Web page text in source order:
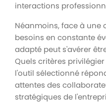
interactions
Néanmoins, face à une
besoins en constante
adapté peut s'avérer
Quels critères
l'outil sélectionné
attentes des
stratégiques de